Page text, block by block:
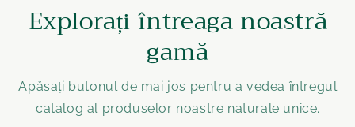
Explorați întreaga noastră
gamă
Apăsați butonul de mai jos pentru a vedea întregul
catalog al produselor noastre naturale unice.